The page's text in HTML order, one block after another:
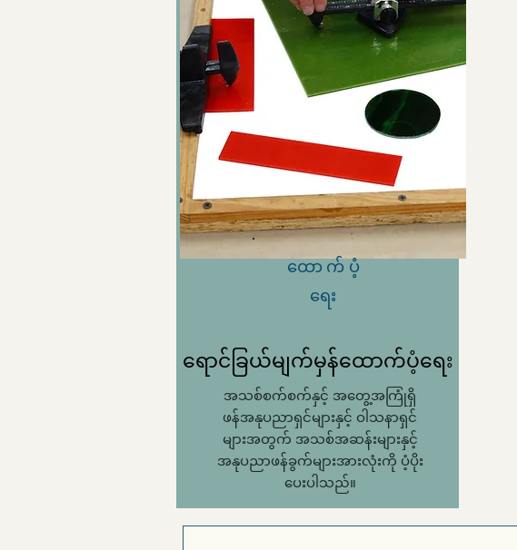
ထောက်ပံ့
ရေး
ရောင်ခြယ်မျက်မှန်ထောက်ပံ့ရေး
အသစ်စက်စက်နှင့် အတွေ့အကြုံရှိ
ဖန်အနုပညာရှင်များနှင့် ဝါသနာရှင်
များအတွက် အသစ်အဆန်းများနှင့်
အနုပညာဖန်ခွက်များအားလုံးကို ပံ့ပိုး
ပေးပါသည်။